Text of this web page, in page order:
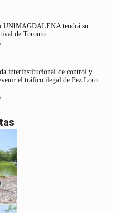
UNIMAGDALENA tendrá su
de Toronto
interinstitucional de control y
el tráfico ilegal de Pez Loro